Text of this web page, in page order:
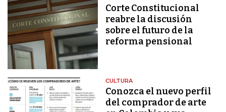
Corte Constitucional
reabre la discusión
sobre el futuro de la
reforma pensional
CULTURA
Conozca el nuevo perfil
del comprador de arte